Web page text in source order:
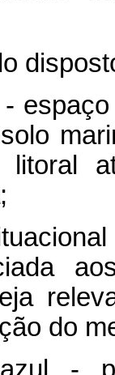
do